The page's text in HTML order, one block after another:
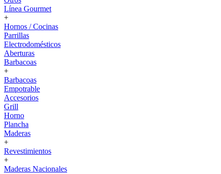
Línea Gourmet
+
Hornos / Cocinas
Parrillas
Electrodomésticos
Aberturas
Barbacoas
+
Barbacoas
Empotrable
Accesorios
Grill
Horno
Plancha
Maderas
+
Revestimientos
+
Maderas Nacionales